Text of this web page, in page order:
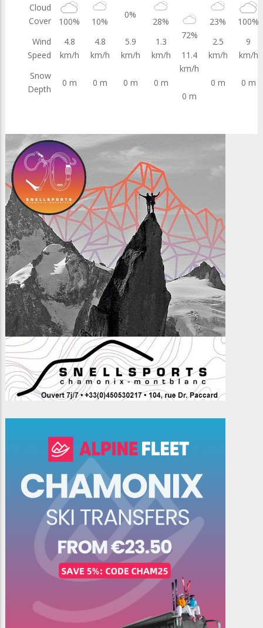
Cloud
Cover
Wind
Speed
Snow
Depth
100%
4.8
km/h
0 m
10%
4.8
km/h
0 m
0%
5.9
km/h
0 m
28%
1.3
km/h
0 m
72%
11.4
km/h
0 m
23%
2.5
km/h
0 m
100%
9
km/h
0 m